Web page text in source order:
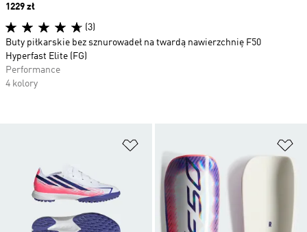
Price
1229 zł
(3)
Buty piłkarskie bez sznurowadeł na twardą nawierzchnię F50
Hyperfast Elite (FG)
Performance
4 kolory